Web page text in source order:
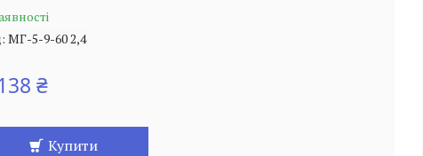
МГ-5-9-60 2,4
₴
Купити